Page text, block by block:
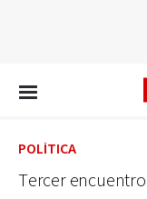
POLÍTICA
Tercer